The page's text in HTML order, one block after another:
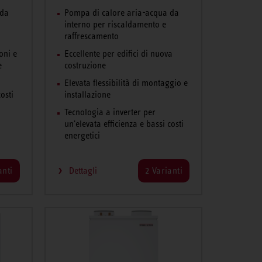
e
Pompa di calore aria-acqua da
interno per riscaldamento e
raffrescamento
Eccellente per edifici di nuova
costruzione
Elevata flessibilità di montaggio e
installazione
Tecnologia a inverter per
un'elevata efficienza e bassi costi
energetici
Dettagli 2 Varianti